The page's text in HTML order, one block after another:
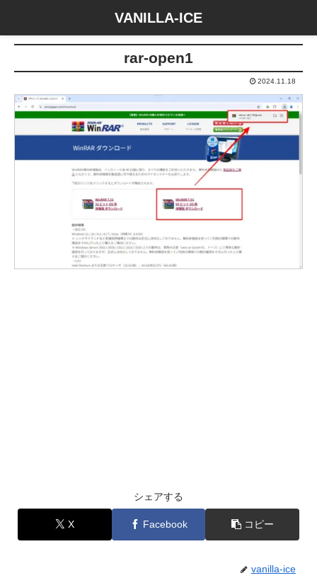
rar-open1
2024.11.18
シェアする
X Facebook コピー
vanilla-ice
VANILLA-ICE